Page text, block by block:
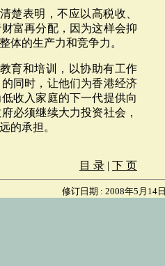
表明，不应以高税收、
富再分配，因为这样会抑
体的生产力和竞争力。
育和培训，以协助有工作
同时，让他们为香港经济
收入家庭的下一代提供向
必须继续大力投资社会，
的承担。
目 录 | 下 页
修订日期 : 2008年5月14日